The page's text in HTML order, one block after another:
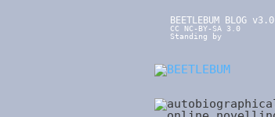
BEETLEBUM BLOG v3.0
CC NC-BY-SA 3.0
Standing by